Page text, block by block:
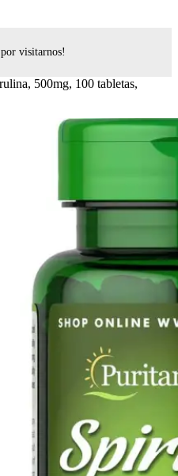
por visitarnos!
500mg, 100 tabletas,